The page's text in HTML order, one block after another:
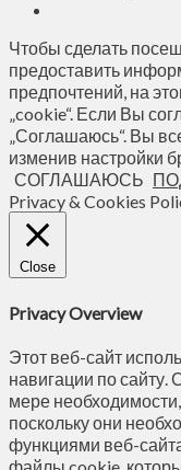
Чтобы сделать
предоставить
предпочтений, на
„cookie“. Если Вы
„Соглашаюсь“. Вы
изменив настройки
СОГЛАШАЮСЬ
Privacy & Cookies
Close
Privacy Overview
Этот веб-сайт
навигации по
мере
поскольку они
функциями веб-